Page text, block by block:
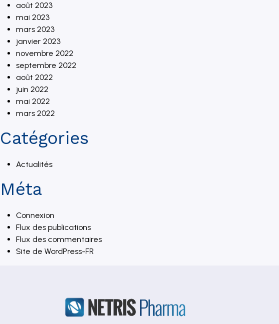
août 2023
mai 2023
mars 2023
janvier 2023
novembre 2022
septembre 2022
août 2022
juin 2022
mai 2022
mars 2022
Catégories
Actualités
Méta
Connexion
Flux des publications
Flux des commentaires
Site de WordPress-FR